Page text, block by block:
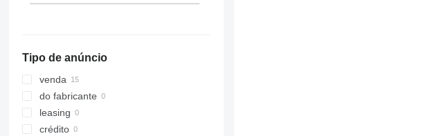
Tipo de anúncio
venda
do fabricante
leasing
crédito